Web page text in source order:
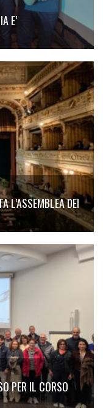
E’
L’ASSEMBLEA DEI
PER IL CORSO